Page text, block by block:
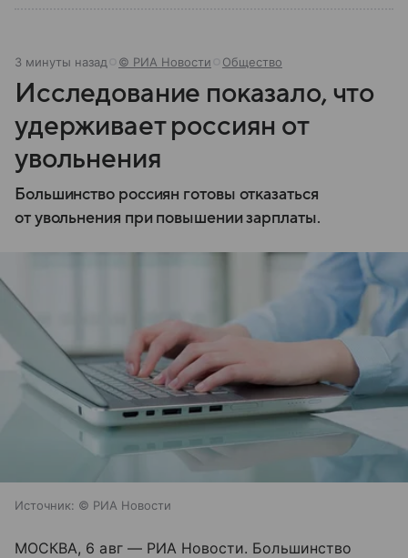
3 минуты назад © РИА Новости Общество
Исследование показало, что
удерживает россиян от
увольнения
Большинство россиян готовы отказаться
от увольнения при повышении зарплаты.
Источник: © РИА Новости
МОСКВА, 6 авг — РИА Новости. Большинство